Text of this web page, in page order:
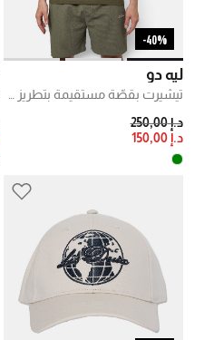
40%-
ليه دو
PRICE REDUCED FROM
د.إ 250,00
د.إ 150,00